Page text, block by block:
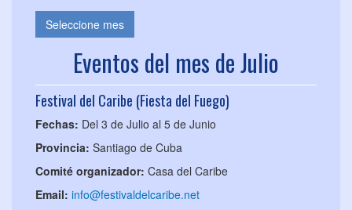
Seleccione mes
Eventos del mes de Julio
Festival del Caribe (Fiesta del Fuego)
Fechas: Del 3 de Julio al 5 de Junio
Provincia: Santiago de Cuba
Comité organizador: Casa del Caribe
Email: info@festivaldelcaribe.net